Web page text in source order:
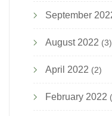
September
August 2022 (3)
April 2022 (2)
February 2022